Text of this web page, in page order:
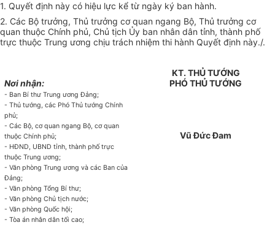
1. Quyết định này có hiệu lực kể từ ngày ký ban hành.
2. Các Bộ trưởng, Thủ trưởng cơ quan ngang Bộ, Thủ trưởng cơ
quan thuộc Chính phủ, Chủ tịch Ủy ban nhân dân tỉnh, thành phố
trực thuộc Trung ương chịu trách nhiệm thi hành Quyết định này./.
Nơi nhận:
- Ban Bí thư Trung ương Đảng;
- Thủ tướng, các Phó Thủ tướng Chính
phủ;
- Các Bộ, cơ quan ngang Bộ, cơ quan
thuộcChính phủ;
- HĐND, UBND tỉnh, thành phố trực
thuộc Trung ương;
- Văn phòng Trung ương và các Ban của
Đảng;
- Văn phòngTổng Bí thư;
- Văn phòng Chủ tịch nước;
- Văn phòng Quốc hội;
- Tòa án nhân dân tối cao;
KT. THỦ TƯỚNG
PHÓ THỦ TƯỚNG
Vũ Đức Đam